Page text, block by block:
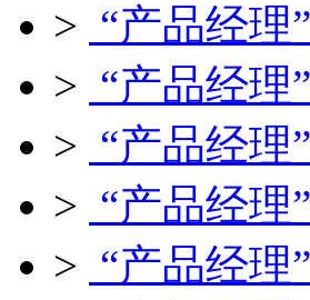
> “产品经
> “产品经
> “产品经
> “产品经
> “产品经